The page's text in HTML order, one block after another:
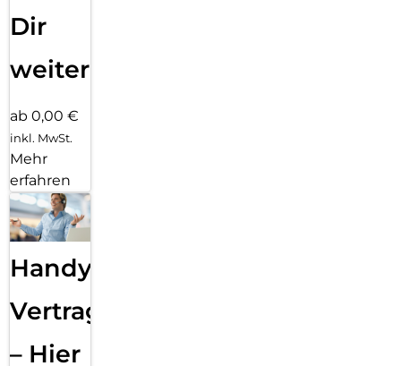
Dir
weiter
ab 0,00 €
inkl. MwSt.
Mehr
erfahren
Handy
Vertragsabwicklung
– Hier